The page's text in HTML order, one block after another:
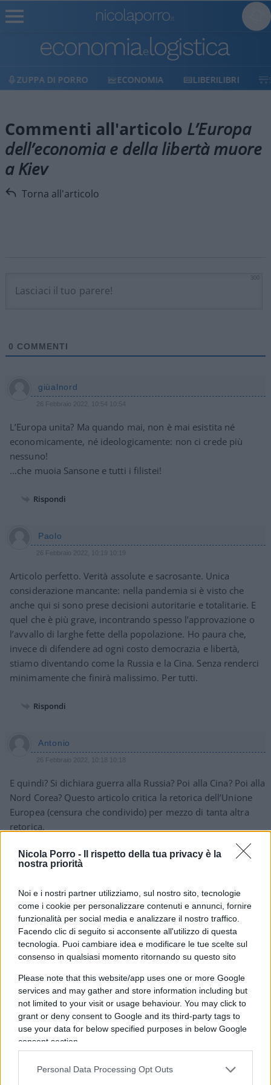
Nicola Porro -
Il rispetto della tua privacy è la
nostra priorità
Noi e i nostri partner utilizziamo, sul nostro sito, tecnologie
come i cookie per personalizzare contenuti e annunci, fornire
funzionalità per social media e analizzare il nostro traffico.
Facendo clic di seguito si acconsente all'utilizzo di questa
tecnologia. Puoi cambiare idea e modificare le tue scelte sul
consenso in qualsiasi momento ritornando su questo sito
Please note that this website/app uses one or more Google
services and may gather and store information including but
not limited to your visit or usage behaviour. You may click to
grant or deny consent to Google and its third-party tags to
use your data for below specified purposes in below Google
consent section.
Personal Data Processing Opt Outs
ZUPPA DI PORRO ECONOMIA LIBERILIBRI
Commenti all'articolo L’Europa
dell’economia e della libertà muore
a Kiev
Torna all'articolo
0 COMMENTI
giùalnord
26 Febbraio 2022, 10:54 10:54
L’Europa unita? Ma quando mai, non è mai esistita né
economicamente, né ideologicamente: non ci crede più
nessuno!
…che muoia Sansone e tutti i filistei!
Rispondi
Paolo
26 Febbraio 2022, 10:19 10:19
Articolo perfetto. Verità assolute e sacrosante. Unica
considerazione mancante: nella pandemia si è visto che
anche qui si sono prese decisioni autoritarie e totalitarie. E
quel che è più grave, incontrando spesso l’approvazione o
l’avvallo di larghe fette della popolazione. Ho paura che,
invece di difendere ad ogni costo democrazia e libertà,
stiamo diventando come la Russia e la Cina. Senza renderci
minimamente che finirà malissimo. Per tutti.
Rispondi
Antonio
26 Febbraio 2022, 10:18 10:18
E quindi? Si dichiara guerra alla Russia? Poi alla Cina? Poi alla
Nord Corea? Questo articolo critica la retorica dell’Unione
Europea (censura che condivido) per mezzo di tanta altra
retorica.
Rispondi
Randomic Twenty
26 Febbraio 2022, 9:21 9:21
Il dispotismo indotto dalla gestione della pandemia ha
lacerato l’occidente almeno da due anni. I diritti che i
cittadini occidentali credevano inviolabili sono stati sciolti
alla velocità di un cubetto di brina in un altoforno.
Non potete chiederci di fare fronte per i valori occidentali
che gli stessi personaggi hanno devastato e cancellato.
Le attuali democrature occidentali possono credersi il centro
del mondo e provare a dispensare diriti ma solo solo la loro
pattumiera.